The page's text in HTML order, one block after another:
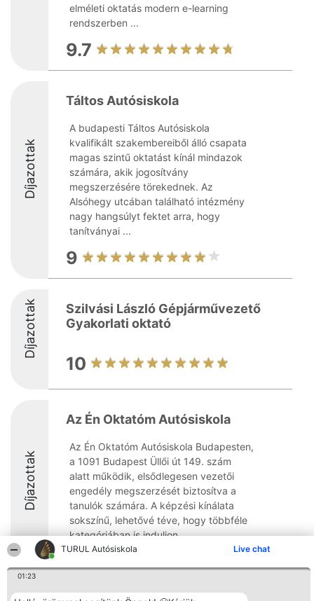
TURUL Autósiskola Live chat
01:23
elméleti oktatás modern e-learning
rendszerben ...
9.7
Díjazottak
Táltos Autósiskola
A budapesti Táltos Autósiskola
kvalifikált szakembereiből álló csapata
magas szintű oktatást kínál mindazok
számára, akik jogosítvány
megszerzésére törekednek. Az
Alsóhegy utcában található intézmény
nagy hangsúlyt fektet arra, hogy
tanítványai ...
9
Díjazottak
Szilvási László Gépjárművezető
Gyakorlati oktató
10
Díjazottak
Az Én Oktatóm Autósiskola
Az Én Oktatóm Autósiskola Budapesten,
a 1091 Budapest Üllői út 149. szám
alatt működik, elsődlegesen vezetői
engedély megszerzését biztosítva a
tanulók számára. A képzési kínálata
sokszínű, lehetővé téve, hogy többféle
kategóriában is induljon ...
8.3